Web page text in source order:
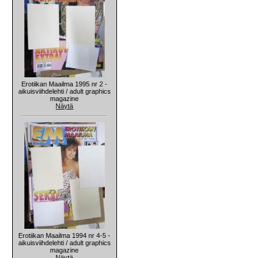
Erotiikan Maailma 1995 nr 2 -
aikuisviihdelehti / adult graphics
magazine
Näytä
Erotiikan Maailma 1994 nr 4-5 -
aikuisviihdelehti / adult graphics
magazine